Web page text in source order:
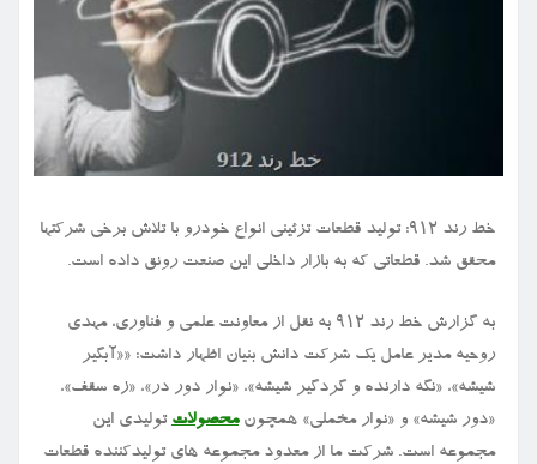
خط رند ۹۱۲: تولید قطعات تزئینی انواع خودرو با تلاش برخی شرکتها
محقق شد. قطعاتی که به بازار داخلی این صنعت رونق داده است.
به گزارش خط رند ۹۱۲ به نقل از معاونت علمی و فناوری، مهدی
روحیه مدیر عامل یک شرکت دانش بنیان اظهار داشت: ««آبگیر
شیشه»، «نگه دارنده و گردگیر شیشه»، «نوار دور در»، «زه سقف»،
«دور شیشه» و «نوار مخملی» همچونمحصولات تولیدی این
مجموعه است. شرکت ما از معدود مجموعه های تولیدکننده قطعات